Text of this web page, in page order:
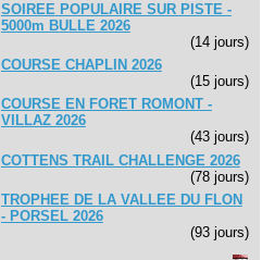
SOIREE POPULAIRE SUR PISTE -
5000m BULLE 2026
(14 jours)
COURSE CHAPLIN 2026
(15 jours)
COURSE EN FORET ROMONT -
VILLAZ 2026
(43 jours)
COTTENS TRAIL CHALLENGE 2026
(78 jours)
TROPHEE DE LA VALLEE DU FLON
- PORSEL 2026
(93 jours)